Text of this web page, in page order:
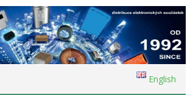
English